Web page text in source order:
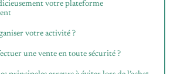
votre plateforme
votre activité ?
une vente en toute sécurité ?